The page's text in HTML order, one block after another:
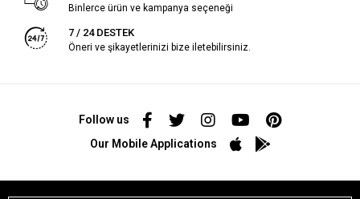
Binlerce ürün ve kampanya seçeneği
7 / 24 DESTEK
Öneri ve şikayetlerinizi bize iletebilirsiniz.
Follow us
Our Mobile Applications